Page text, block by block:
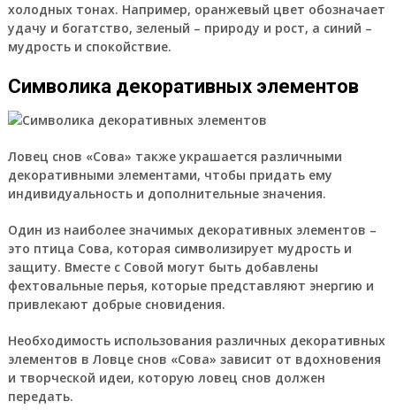
холодных тонах. Например, оранжевый цвет обозначает
удачу и богатство, зеленый – природу и рост, а синий –
мудрость и спокойствие.
Символика декоративных элементов
Ловец снов «Сова» также украшается различными
декоративными элементами, чтобы придать ему
индивидуальность и дополнительные значения.
Один из наиболее значимых декоративных элементов –
это птица Сова, которая символизирует мудрость и
защиту. Вместе с Совой могут быть добавлены
фехтовальные перья, которые представляют энергию и
привлекают добрые сновидения.
Необходимость использования различных декоративных
элементов в Ловце снов «Сова» зависит от вдохновения
и творческой идеи, которую ловец снов должен
передать.